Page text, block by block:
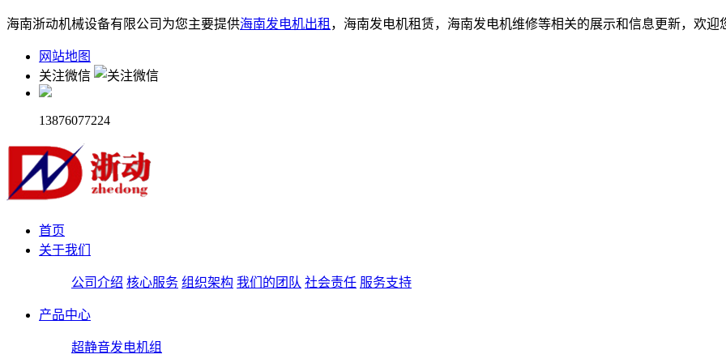
海南浙动机械设备有限公司为您主要提供海南发电机出租 ，海南发电机租赁，海南发电机维修等相关的展示和信息更新，欢迎
网站地图
关注微信
13876077224
首页
关于我们
公司介绍 核心服务 组织架构 我们的团队 社会责任 服务支持
产品中心
超静音发电机组